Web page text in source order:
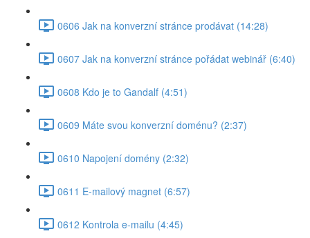
0606 Jak na konverzní stránce prodávat (14:28)
0607 Jak na konverzní stránce pořádat webinář (6:40)
0608 Kdo je to Gandalf (4:51)
0609 Máte svou konverzní doménu? (2:37)
0610 Napojení domény (2:32)
0611 E-mailový magnet (6:57)
0612 Kontrola e-mailu (4:45)